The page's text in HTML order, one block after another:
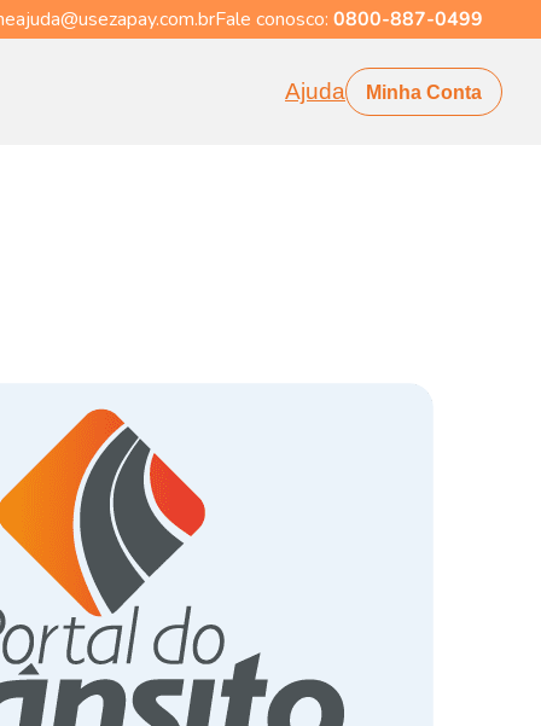
Fale conosco: 0800-887-0499
Ajuda Minha Conta